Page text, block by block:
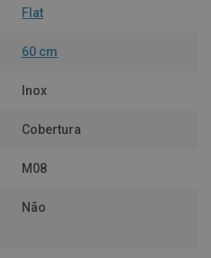
Flat
60 cm
Inox
Cobertura
M08
Não